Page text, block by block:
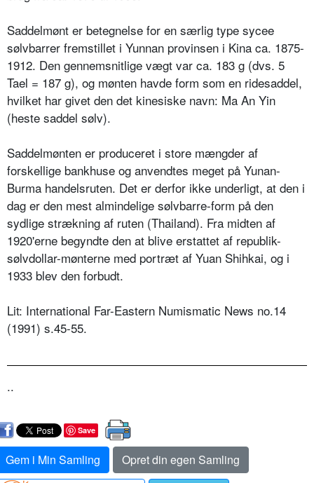
Saddelmønt er betegnelse for en særlig type sycee
sølvbarrer fremstillet i Yunnan provinsen i Kina ca. 1875-
1912. Den gennemsnitlige vægt var ca. 183 g (dvs. 5
Tael = 187 g), og mønten havde form som en ridesaddel,
hvilket har givet den det kinesiske navn: Ma An Yin
(heste saddel sølv).
Saddelmønten er produceret i store mængder af
forskellige bankhuse og anvendtes meget på Yunan-
Burma handelsruten. Det er derfor ikke underligt, at den i
dag er den mest almindelige sølvbarre-form på den
sydlige strækning af ruten (Thailand). Fra midten af
1920'erne begyndte den at blive erstattet af republik-
sølvdollar-mønterne med portræt af Yuan Shihkai, og i
1933 blev den forbudt.
Lit: International Far-Eastern Numismatic News no.14
(1991) s.45-55.
..
Save
Gem i Min Samling
Opret din egen Samling